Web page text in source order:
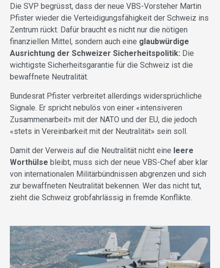
Die SVP begrüsst, dass der neue VBS-Vorsteher Martin
Pfister wieder die Verteidigungsfähigkeit der Schweiz ins
Zentrum rückt. Dafür braucht es nicht nur die nötigen
finanziellen Mittel, sondern auch eine glaubwürdige
Ausrichtung der Schweizer Sicherheitspolitik: Die
wichtigste Sicherheitsgarantie für die Schweiz ist die
bewaffnete Neutralität.
Bundesrat Pfister verbreitet allerdings widersprüchliche
Signale. Er spricht nebulös von einer «intensiveren
Zusammenarbeit» mit der NATO und der EU, die jedoch
«stets in Vereinbarkeit mit der Neutralität» sein soll.
Damit der Verweis auf die Neutralität nicht eine leere
Worthülse bleibt, muss sich der neue VBS-Chef aber klar
von internationalen Militärbündnissen abgrenzen und sich
zur bewaffneten Neutralität bekennen. Wer das nicht tut,
zieht die Schweiz grobfahrlässig in fremde Konflikte.